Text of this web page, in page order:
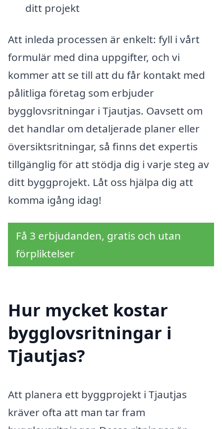
ditt projekt
Att inleda processen är enkelt: fyll i vårt
formulär med dina uppgifter, och vi
kommer att se till att du får kontakt med
pålitliga företag som erbjuder
bygglovsritningar i Tjautjas. Oavsett om
det handlar om detaljerade planer eller
översiktsritningar, så finns det expertis
tillgänglig för att stödja dig i varje steg av
ditt byggprojekt. Låt oss hjälpa dig att
komma igång idag!
Få 3 erbjudanden, gratis och utan
förpliktelser
Hur mycket kostar
bygglovsritningar i
Tjautjas?
Att planera ett byggprojekt i Tjautjas
kräver ofta att man tar fram